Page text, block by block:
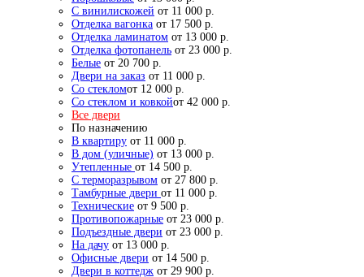
С винилискожей от 11 000 р.
Отделка вагонка от 17 500 р.
Отделка ламинатом от 13 000 р.
Отделка фотопанель от 23 000 р.
Белые от 20 700 р.
Двери на заказ от 11 000 р.
Со стекломот 12 000 р.
Со стеклом и ковкойот 42 000 р.
Все двери
По назначению
В квартиру от 11 000 р.
В дом (уличные) от 13 000 р.
Утепленные от 14 500 р.
С терморазрывом от 27 800 р.
Тамбурные двери от 11 000 р.
Технические от 9 500 р.
Противопожарные от 23 000 р.
Подъездные двери от 23 000 р.
На дачу от 13 000 р.
Офисные двери от 14 500 р.
Двери в коттедж от 29 900 р.